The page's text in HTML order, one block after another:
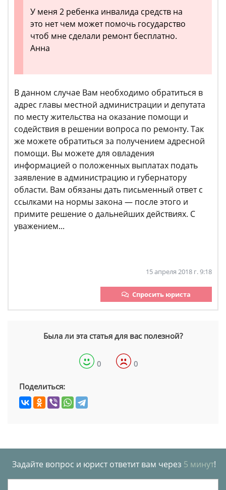
У меня 2 ребенка инвалида средств на
это нет чем может помочь государство
чтоб мне сделали ремонт бесплатно.
Анна
В данном случае Вам необходимо обратиться в
адрес главы местной администрации и депутата
по месту жительства на оказание помощи и
содействия в решении вопроса по ремонту. Так
же можете обратиться за получением адресной
помощи. Вы можете для овладения
информацией о положенных выплатах подать
заявление в администрацию и губернатору
области. Вам обязаны дать письменный ответ с
ссылками на нормы закона — после этого и
примите решение о дальнейших действиях. С
уважением...
15 апреля 2018 г. 9:18
Спросить юриста
Была ли эта статья для вас полезной?
0 0
Поделиться:
Задайте вопрос и юрист ответит вам через 5 минут!